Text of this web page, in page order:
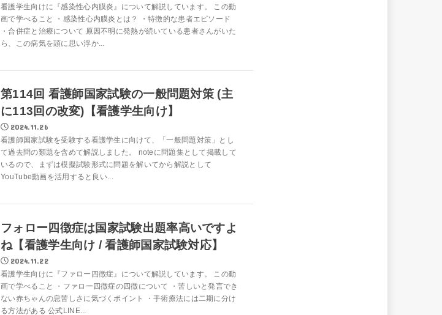
看護学生向けに『感染性心内膜炎』について解説しています。 この動
画で学べること ・感染性心内膜炎とは？ ・特徴的な患者エピソード
・合併症と治療について 原因不明に発熱が続いている患者さんがいた
ら、この病気を頭に思い浮か...
第114回 看護師国家試験の一般問題対策 (主
に113回の改変)【看護学生向け】
2024.11.26
看護師国家試験を受験する看護学生に向けて、「一般問題対策」とし
て過去問の類題を含めて解説しました。 noteに問題集として掲載して
いるので、まずは模擬試験形式に問題を解いてから解説として
YouTube動画を活用すると良い...
フォロー四徴症は国家試験出題率高いですよ
ね【看護学生向け / 看護師国家試験対応】
2024.11.22
看護学生向けに『ファロー四徴症』について解説しています。 この動
画で学べること ・ファロー四徴症の四徴について ・苦しいと発言でき
ない赤ちゃんの息苦しさに気づくポイント ・手術療法には二期に分け
る方法がある 公式LINE...